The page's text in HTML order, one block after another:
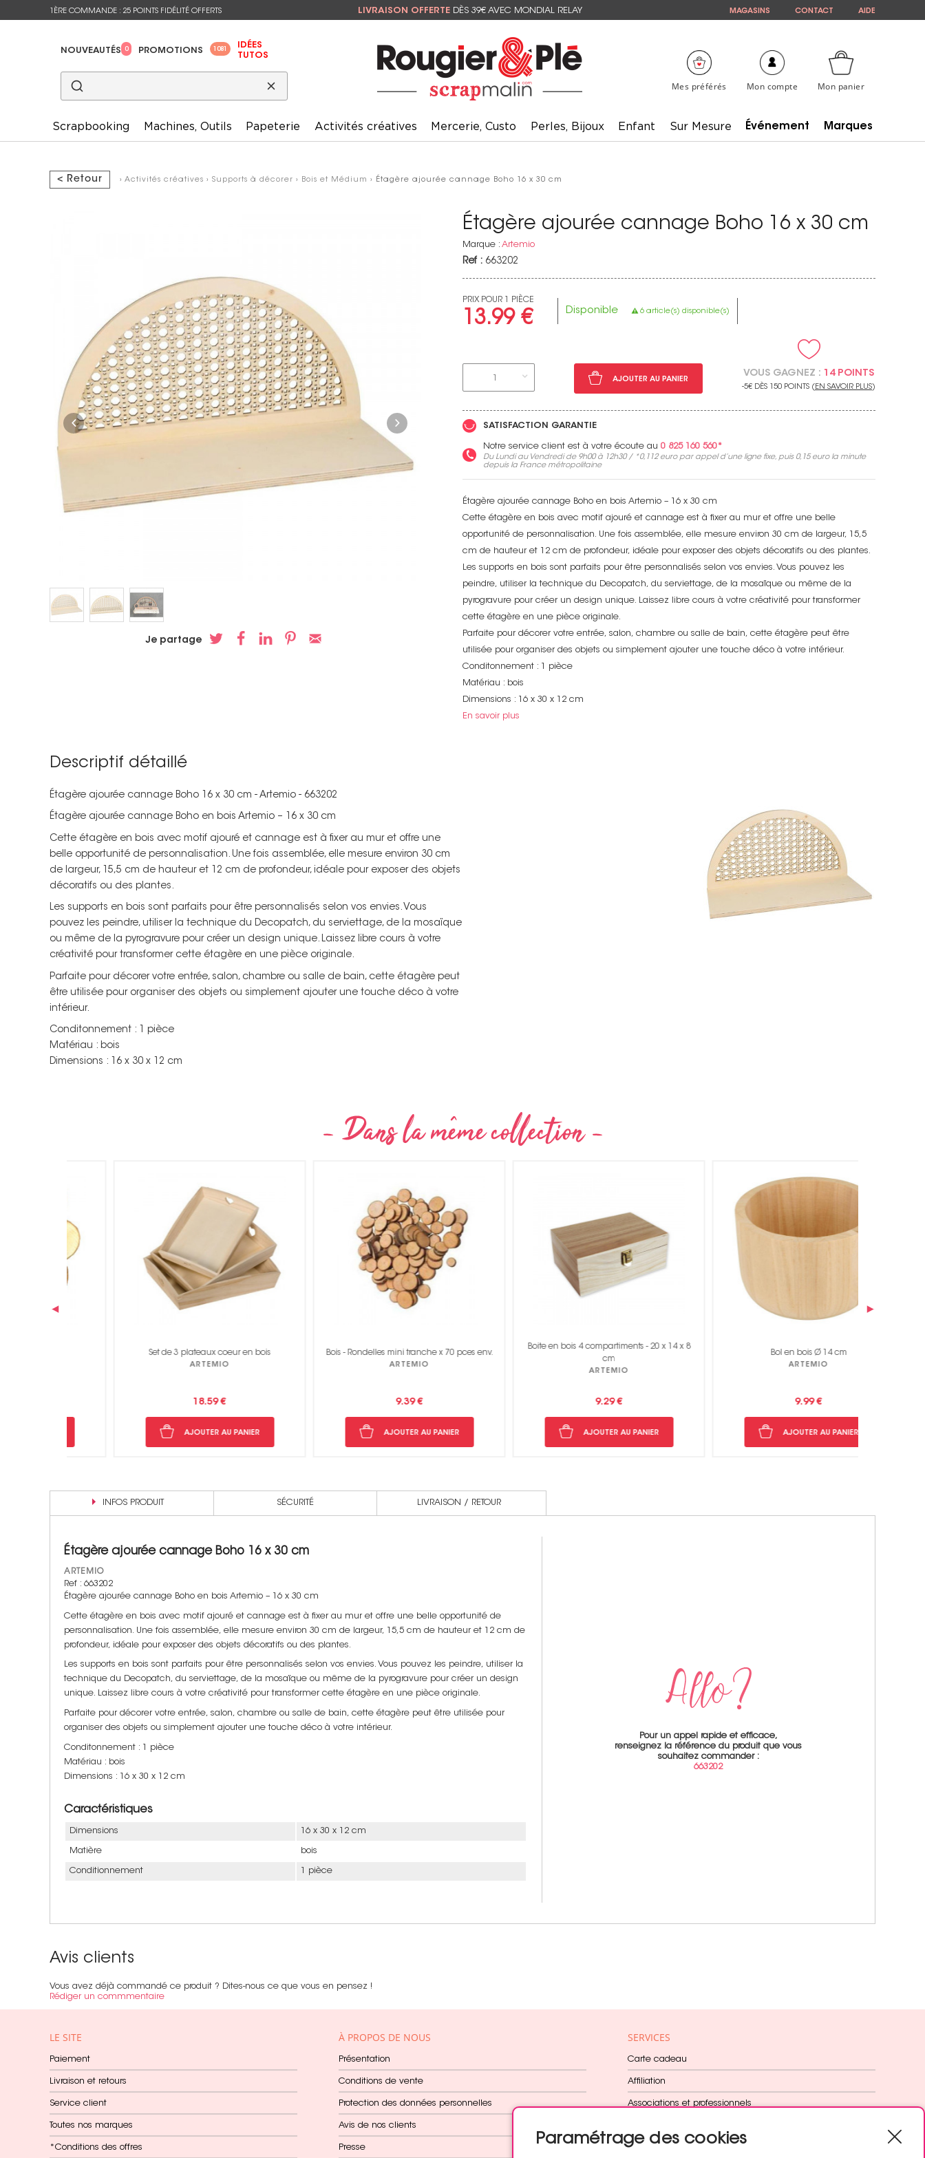
1ÈRE COMMANDE : 25 POINTS FIDÉLITÉ OFFERTS LIVRAISON OFFERTE DÈS 39€ AVEC MONDIAL RELAY MAGASINS CONTACT AIDE
NOUVEAUTÉS 0 PROMOTIONS 1081
IDÉES
TUTOS
Mes préférés Mon panier
Mon compte
Scrapbooking Machines, Outils Papeterie Activités créatives Mercerie, Custo Perles, Bijoux Enfant Sur Mesure Événement Marques
Voir toutes nos marques
< Retour › Activités créatives › Supports à décorer › Bois et Médium › Étagère ajourée cannage Boho 16 x 30 cm
Je partage
Étagère ajourée cannage Boho 16 x 30 cm
Marque : Artemio
Ref : 663202
PRIX POUR 1 PIÈCE
13.99 € Disponible 6 article(s) disponible(s)
1 AJOUTER AU PANIER
VOUS GAGNEZ : 14 POINTS
-5€ DÈS 150 POINTS ( EN SAVOIR PLUS)
SATISFACTION GARANTIE
Notre service client est à votre écoute au 0 825 160 560*
Du Lundi au Vendredi de 9h00 à 12h30 / *0,112 europar appel d’une ligne fixe, puis 0,15 eurola minute
depuis la France métropolitaine
Étagère ajourée cannage Boho en bois Artemio – 16 x 30 cm
Cette étagère en bois avec motif ajouré et cannage est à fixer au mur et offre une belle
opportunité de personnalisation. Une fois assemblée, elle mesure environ 30 cm de largeur, 15,5
cm de hauteur et 12 cm de profondeur, idéale pour exposer des objets décoratifs ou des plantes.
Les supports en bois sont parfaits pour être personnalisés selon vos envies. Vous pouvez les
peindre, utiliser la technique du Decopatch, du serviettage, de la mosaïque ou même de la
pyrogravure pour créer un design unique. Laissez libre cours à votre créativité pour transformer
cette étagère en une pièce originale.
Parfaite pour décorer votre entrée, salon, chambre ou salle de bain, cette étagère peut être
utilisée pour organiser des objets ou simplement ajouter une touche déco à votre intérieur.
Conditonnement : 1 pièce
Matériau : bois
Dimensions : 16 x 30 x 12 cm
En savoir plus
Descriptif détaillé
Étagère ajourée cannage Boho 16 x 30 cm - Artemio - 663202
Étagère ajourée cannage Boho en bois Artemio – 16 x 30 cm
Cette étagère en bois avec motif ajouré et cannage est à fixer au mur et offre une
belle opportunité de personnalisation. Une fois assemblée, elle mesure environ 30 cm
de largeur, 15,5 cm de hauteur et 12 cm de profondeur, idéale pour exposer des objets
décoratifs ou des plantes.
Les supports en bois sont parfaits pour être personnalisés selon vos envies. Vous
pouvez les peindre, utiliser la technique du Decopatch, du serviettage, de la mosaïque
ou même de la pyrogravure pour créer un design unique. Laissez libre cours à votre
créativité pour transformer cette étagère en une pièce originale.
Parfaite pour décorer votre entrée, salon, chambre ou salle de bain, cette étagère peut
être utilisée pour organiser des objets ou simplement ajouter une touche déco à votre
intérieur.
Conditonnement : 1 pièce
Matériau : bois
Dimensions : 16 x 30 x 12 cm
Set de 3 plateaux coeur en bois
AJOUTER AU PANIER
Bois - Rondelles mini tranche x 70 pces env.
AJOUTER AU PANIER
Boite en bois 4 compartiments - 20 x 14 x 8
AJOUTER AU PANIER
Bol en bois Ø 14 cm
AJOUTER AU PANIER
‹ ›
INFOS PRODUIT SÉCURITÉ LIVRAISON / RETOUR
Étagère ajourée cannage Boho 16 x 30 cm
ARTEMIO
Ref : 663202
Étagère ajourée cannage Boho en bois Artemio – 16 x 30 cm
Cette étagère en bois avec motif ajouré et cannage est à fixer au mur et offre une belle opportunité de
personnalisation. Une fois assemblée, elle mesure environ 30 cm de largeur, 15,5 cm de hauteur et 12 cm de
profondeur, idéale pour exposer des objets décoratifs ou des plantes.
Les supports en bois sont parfaits pour être personnalisés selon vos envies. Vous pouvez les peindre, utiliser la
technique du Decopatch, du serviettage, de la mosaïque ou même de la pyrogravure pour créer un design
unique. Laissez libre cours à votre créativité pour transformer cette étagère en une pièce originale.
Parfaite pour décorer votre entrée, salon, chambre ou salle de bain, cette étagère peut être utilisée pour
organiser des objets ou simplement ajouter une touche déco à votre intérieur.
Conditonnement : 1 pièce
Matériau : bois
Dimensions : 16 x 30 x 12 cm
Caractéristiques
Dimensions 16 x 30 x 12 cm
Matière bois
Conditionnement 1 pièce
Pour un appel rapide et efficace,
renseignez la référence du produit que vous
souhaitez commander :
663202
Avis clients
Vous avez déjà commandé ce produit ? Dites-nous ce que vous en pensez !
Rédiger un commmentaire
LE SITE
Paiement
Livraison et retours
Service client
Toutes nos marques
*Conditions des offres
À PROPOS DE NOUS
Présentation
Conditions de vente
Protection des données personnelles
Avis de nos clients
Presse
SERVICES
Carte cadeau
Affiliation
Associations et professionnels
Cadeau dès 60€
Paramétrage des cookies